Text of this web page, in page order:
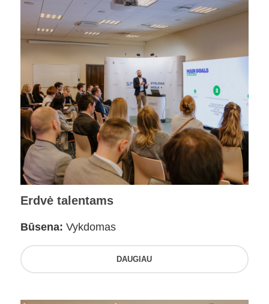
Erdvė talentams
Būsena: Vykdomas
DAUGIAU